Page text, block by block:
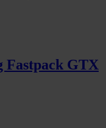
Fastpack GTX